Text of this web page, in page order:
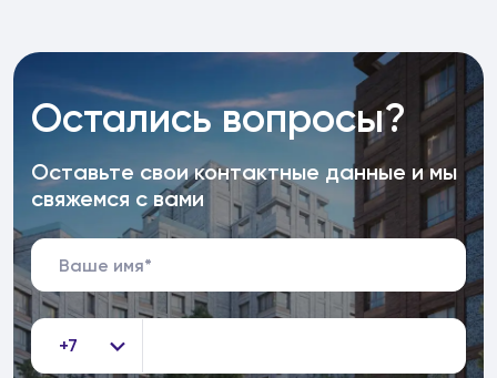
Остались вопросы?
Оставьте свои контактные данные и мы
свяжемся с вами
+7